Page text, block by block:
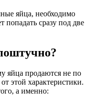
яйца, необходимо
попадать сразу под две
яйца продаются не по
этой характеристики.
а именно: